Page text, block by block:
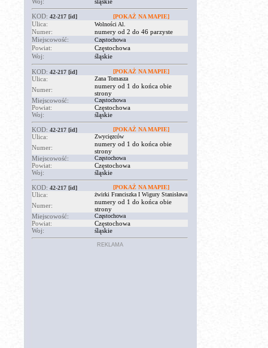
KOD: 42-217 [id] [POKAŻ NA MAPIE]
Ulica: Wolności Al.
Numer:
numery od 2 do 46 parzyste
Miejscowość:
Częstochowa
Powiat:
Częstochowa
Woj:
śląskie
KOD: 42-217 [id] [POKAŻ NA MAPIE]
Ulica: Zana Tomasza
Numer:
numery od 1 do końca obie
strony
Miejscowość:
Częstochowa
Powiat:
Częstochowa
Woj:
śląskie
KOD: 42-217 [id] [POKAŻ NA MAPIE]
Ulica: Zwycięzców
Numer:
numery od 1 do końca obie
strony
Miejscowość:
Częstochowa
Powiat:
Częstochowa
Woj:
śląskie
KOD: 42-217 [id] [POKAŻ NA MAPIE]
Ulica: żwirki Franciszka I Wigury Stanisława
Numer:
numery od 1 do końca obie
strony
Miejscowość:
Częstochowa
Powiat:
Częstochowa
Woj:
śląskie
REKLAMA